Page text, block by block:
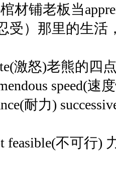
材铺老板当
受）那里的生活
)老熊的四点
speed(速度
力)
不可行) 力